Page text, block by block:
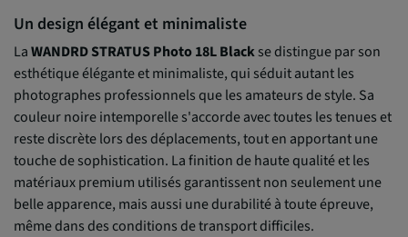
Un design élégant et minimaliste
LaWANDRD STRATUS Photo 18L Blackse distingue par son
esthétique élégante et minimaliste, qui séduit autant les
photographes professionnels que les amateurs de style. Sa
couleur noire intemporelle s'accorde avec toutes les tenues et
reste discrète lors des déplacements, tout en apportant une
touche de sophistication. La finition de haute qualité et les
matériaux premium utilisés garantissent non seulement une
belle apparence, mais aussi une durabilité à toute épreuve,
même dans des conditions de transport difficiles.